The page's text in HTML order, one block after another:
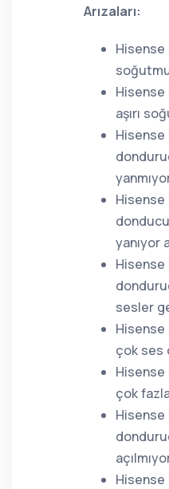
Arızaları:
aşırı
Hisense
Hisense
yanıyor
Hisense
sesler
çok ses
çok fazla
Hisense
Hisense